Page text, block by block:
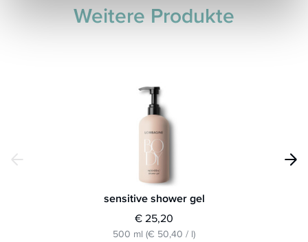
Weitere Produkte
sensitive shower gel
€ 25,20
500 ml (€ 50,40 / l)